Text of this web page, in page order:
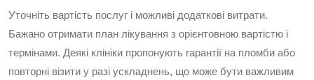
Уточніть вартість послуг і можливі додаткові витрати.
Бажано отримати план лікування з орієнтовною вартістю і
термінами. Деякі клініки пропонують гарантії на пломби або
повторні візити у разі ускладнень, що може бути важливим